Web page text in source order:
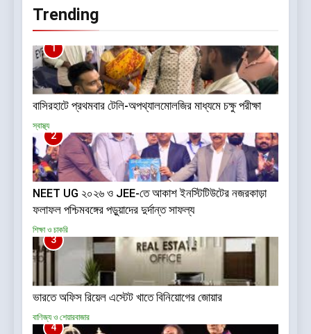
Trending
1
বাসিরহাটে প্রথমবার টেলি-অপথ্যালমোলজির মাধ্যমে চক্ষু পরীক্ষা
স্বাস্থ্য
2
NEET UG ২০২৬ ও JEE-তে আকাশ ইনস্টিটিউটের নজরকাড়া
ফলাফল পশ্চিমবঙ্গের পড়ুয়াদের দুর্দান্ত সাফল্য
শিক্ষা ও চাকরি
3
ভারতে অফিস রিয়েল এস্টেট খাতে বিনিয়োগের জোয়ার
বাণিজ্য ও শেয়ারবাজার
4